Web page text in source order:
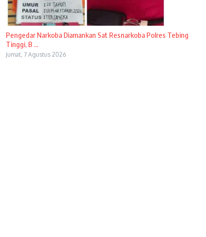
Pengedar Narkoba Diamankan Sat Resnarkoba Polres Tebing
Tinggi, B ...
Jumat, 7 Agustus 2026